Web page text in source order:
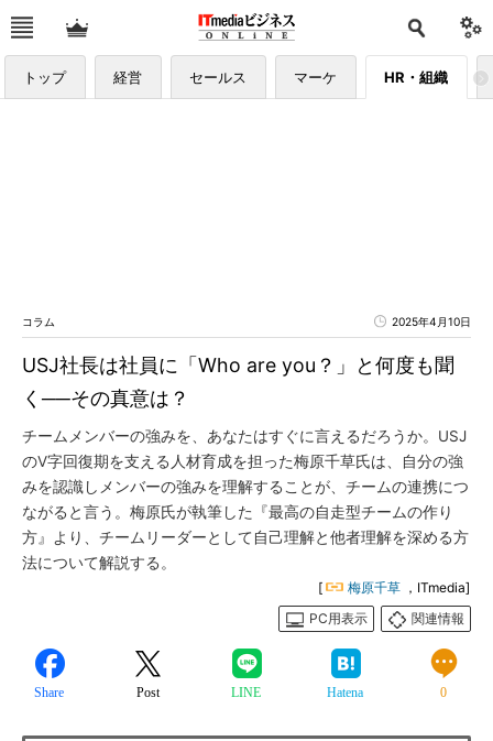
トップ 経営 セールス マーケ HR・組織
コラム 2025年4月10日
USJ社長は社員に「Who are you？」と何度も聞
く──その真意は？
チームメンバーの強みを、あなたはすぐに言えるだろうか。USJ
のV字回復期を支える人材育成を担った梅原千草氏は、自分の強
みを認識しメンバーの強みを理解することが、チームの連携につ
ながると言う。梅原氏が執筆した『最高の自走型チームの作り
方』より、チームリーダーとして自己理解と他者理解を深める方
法について解説する。
[ 梅原千草 ，ITmedia]
PC用表示
関連情報
Share Post LINE Hatena 0